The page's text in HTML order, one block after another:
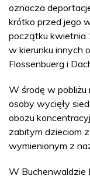
oznacza
krótko przed jego
początku kwietnia
w kierunku innych
Flossenbuerg i
W środę w pobliżu
osoby wycięły
obozu
zabitym dzieciom
wymienionym z
W Buchenwaldzie